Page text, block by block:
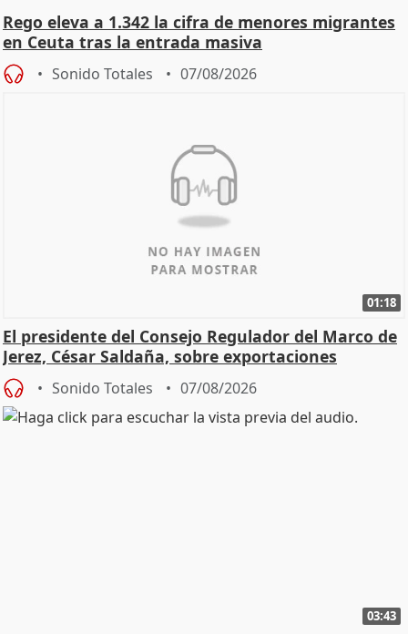
Rego eleva a 1.342 la cifra de menores migrantes
en Ceuta tras la entrada masiva
Sonido Totales 07/08/2026
01:18
El presidente del Consejo Regulador del Marco de
Jerez, César Saldaña, sobre exportaciones
Sonido Totales 07/08/2026
03:43